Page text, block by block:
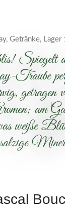
, Getränke, Lager
Spiegelt
Traube
getragen
am
weiße